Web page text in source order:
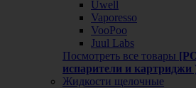
Uwell
Vaporesso
VooPoo
Juul Labs
Посмотреть все товары
испарители и картриджи
Жидкости щелочные